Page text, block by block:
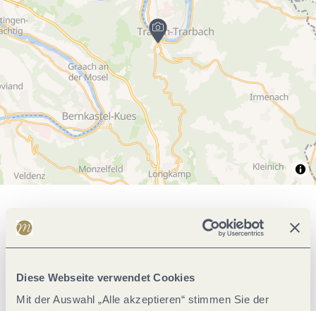
Diese Webseite verwendet Cookies
Mit der Auswahl „Alle akzeptieren“ stimmen Sie der
Allgemeine Informationen
Ruhetage